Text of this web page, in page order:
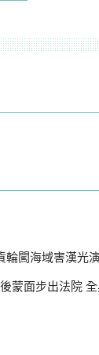
闖海域害漢光演
蒙面步出法院